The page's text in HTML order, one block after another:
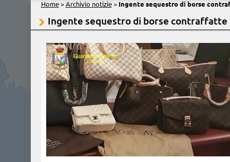
Home> Archivio notizie> Ingente sequestro di borse
Ingente sequestro di borse contraffatte